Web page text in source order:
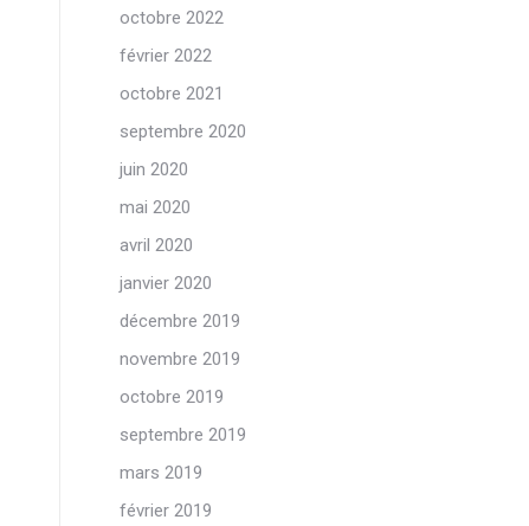
octobre 2022
février 2022
octobre 2021
septembre 2020
juin 2020
mai 2020
avril 2020
janvier 2020
décembre 2019
novembre 2019
octobre 2019
septembre 2019
mars 2019
février 2019